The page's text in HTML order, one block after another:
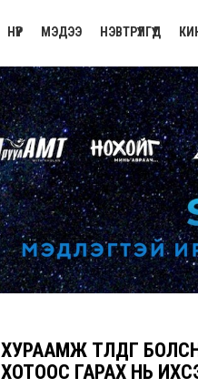
НҮҮР МЭДЭЭ НЭВТРҮҮЛГҮҮД
ХУРААМЖ ТӨЛДӨГ
ХОТООС ГАРАХ НЬ